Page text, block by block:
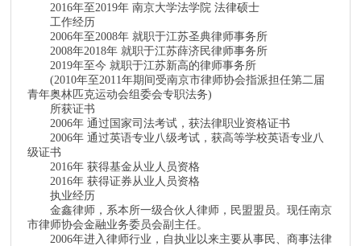
2016年至2019年 南京大学法学院 法律硕士
工作经历
2006年至2008年 就职于江苏圣典律师事务所
2008年2018年 就职于江苏薛济民律师事务所
2019年至今 就职于江苏新高的律师事务所
(2010年至2011年期间受南京市律师协会指派担任第二届
青年奥林匹克运动会组委会专职法务)
所获证书
2006年 通过国家司法考试，获法律职业资格证书
2006年 通过英语专业八级考试，获高等学校英语专业八
级证书
2016年 获得基金从业人员资格
2016年 获得证券从业人员资格
执业经历
金鑫律师，系本所一级合伙人律师，民盟盟员。现任南京
市律师协会金融业务委员会副主任。
2006年进入律师行业，自执业以来主要从事民、商事法律